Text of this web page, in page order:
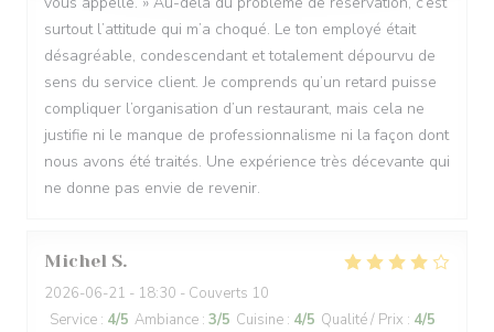
surtout l’attitude qui m’a choqué. Le ton employé était
désagréable, condescendant et totalement dépourvu de
sens du service client. Je comprends qu’un retard puisse
compliquer l’organisation d’un restaurant, mais cela ne
justifie ni le manque de professionnalisme ni la façon dont
nous avons été traités. Une expérience très décevante qui
ne donne pas envie de revenir.
Michel S
2026-06-21 - 18:30 - Couverts 10
Service : 4/5 Ambiance : 3/5 Cuisine : 4/5 Qualité / Prix : 4/5